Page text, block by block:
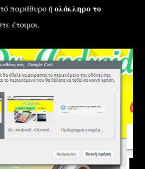
παράθυρο ή ολόκληρο το
έτοιμοι.